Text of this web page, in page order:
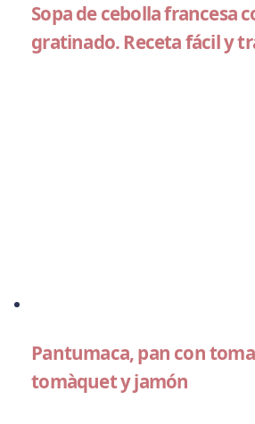
Sopa de cebolla francesa
gratinado. Receta fácil y
Pantumaca, pan con
tomàquet y jamón